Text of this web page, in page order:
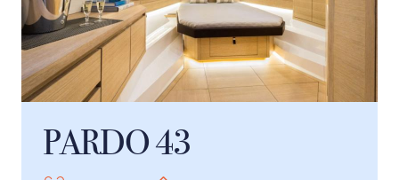
PARDO 43